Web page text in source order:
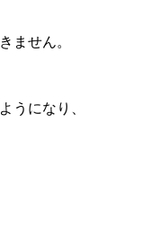
ません。
うになり、